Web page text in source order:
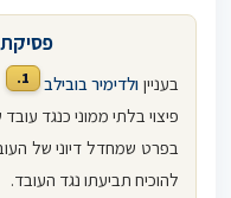
פסיקת
בעניין ולדימיר בובילב 1.
פיצוי בלתי ממוני כנגד
בפרט שמחדל דיוני של
להוכיח תביעתו נגד העובד.